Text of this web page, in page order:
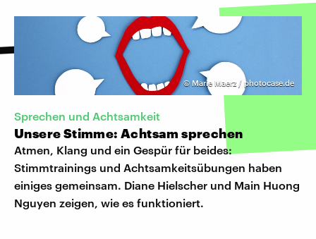
© Marie Maerz / photocase.de
Sprechen und Achtsamkeit
Unsere Stimme: Achtsam sprechen
Atmen, Klang und ein Gespür für beides:
Stimmtrainings und Achtsamkeitsübungen haben
einiges gemeinsam. Diane Hielscher und Main Huong
Nguyen zeigen, wie es funktioniert.